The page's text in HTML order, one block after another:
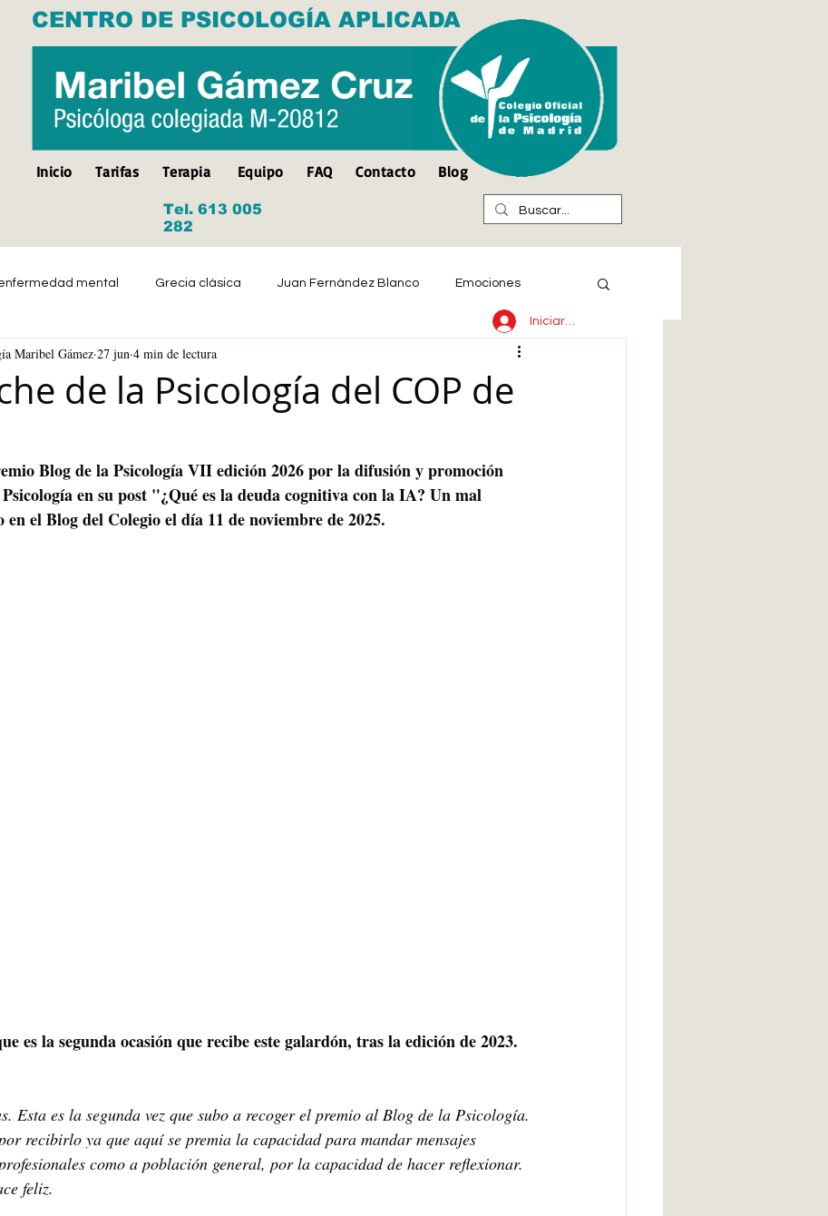
CENTRO DE PSICOLOGÍA APLICADA
Inicio Tarifas Terapia Equipo FAQ Contacto Blog
Tel. 613 005
282
mental Grecia clásica Juan Fernández Blanco Emociones
Suicidio Discapacidad
Algoritmos cuentos infantiles Historia de la locura Inteligencia artificial
de la Psicología del COP de
Maribel Gámez 27 jun 4 min de lectura
Blog de la Psicología VII edición 2026 por la difusión y promoción
en su post "¿Qué es la deuda cognitiva con la IA? Un mal
el Blog del Colegio el día 11 de noviembre de 2025.
es la segunda ocasión que recibe este galardón, tras la edición de 2023.
Esta es la segunda vez que subo a recoger el premio al Blog de la Psicología.
recibirlo ya que aquí se premia la capacidad para mandar mensajes
como a población general, por la capacidad de hacer reflexionar.
feliz.
Iniciar sesión